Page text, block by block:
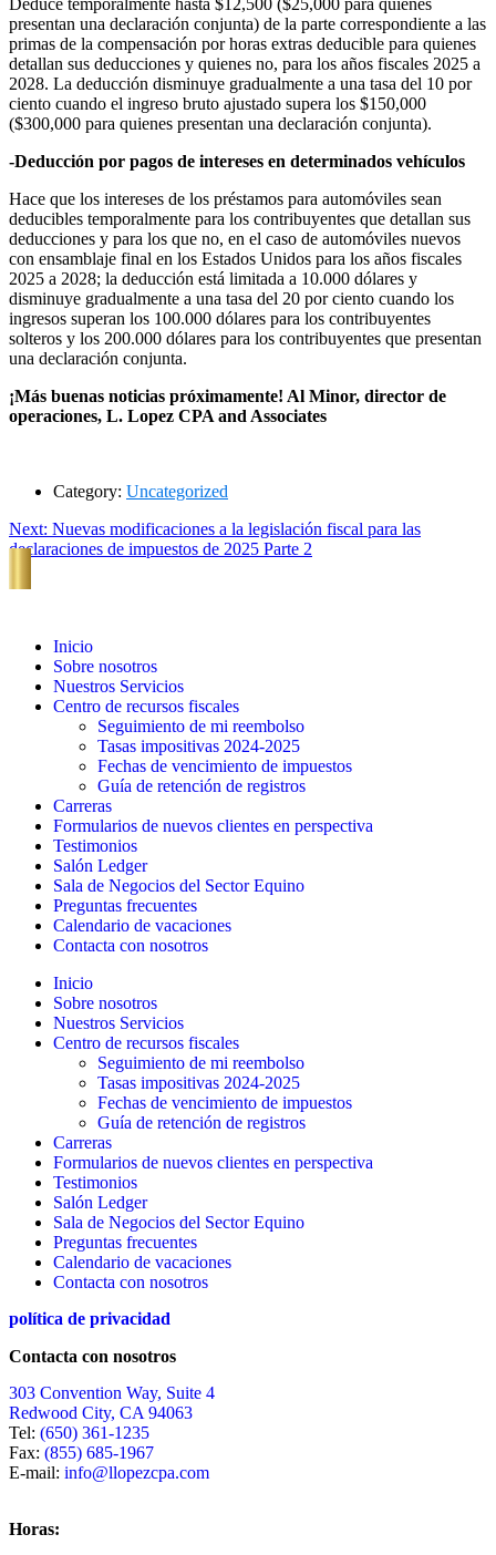
Deduce temporalmente hasta $12,500 ($25,000 para quienes
presentan una declaración conjunta) de la parte correspondiente a las
primas de la compensación por horas extras deducible para quienes
detallan sus deducciones y quienes no, para los años fiscales 2025 a
2028. La deducción disminuye gradualmente a una tasa del 10 por
ciento cuando el ingreso bruto ajustado supera los $150,000
($300,000 para quienes presentan una declaración conjunta).
-Deducción por pagos de intereses en determinados vehículos
Hace que los intereses de los préstamos para automóviles sean
deducibles temporalmente para los contribuyentes que detallan sus
deducciones y para los que no, en el caso de automóviles nuevos
con ensamblaje final en los Estados Unidos para los años fiscales
2025 a 2028; la deducción está limitada a 10.000 dólares y
disminuye gradualmente a una tasa del 20 por ciento cuando los
ingresos superan los 100.000 dólares para los contribuyentes
solteros y los 200.000 dólares para los contribuyentes que presentan
una declaración conjunta.
¡Más buenas noticias próximamente! Al Minor, director de
operaciones, L. Lopez CPA and Associates
Category: Uncategorized
Next: Nuevas modificaciones a la legislación fiscal para las
declaraciones de impuestos de 2025 Parte 2
Inicio
Sobre nosotros
Nuestros Servicios
Centro de recursos fiscales
Seguimiento de mi reembolso
Tasas impositivas 2024-2025
Fechas de vencimiento de impuestos
Guía de retención de registros
Carreras
Formularios de nuevos clientes en perspectiva
Testimonios
Salón Ledger
Sala de Negocios del Sector Equino
Preguntas frecuentes
Calendario de vacaciones
Contacta con nosotros
Inicio
Sobre nosotros
Nuestros Servicios
Centro de recursos fiscales
Seguimiento de mi reembolso
Tasas impositivas 2024-2025
Fechas de vencimiento de impuestos
Guía de retención de registros
Carreras
Formularios de nuevos clientes en perspectiva
Testimonios
Salón Ledger
Sala de Negocios del Sector Equino
Preguntas frecuentes
Calendario de vacaciones
Contacta con nosotros
política de privacidad
Contacta con nosotros
303 Convention Way, Suite 4
Redwood City, CA 94063
Tel: (650) 361-1235
Fax: (855) 685-1967
E-mail: info@llopezcpa.com
Horas: